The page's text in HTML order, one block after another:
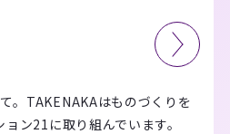
。TAKENAKAはものづくりを
ン21に取り組んでいます。